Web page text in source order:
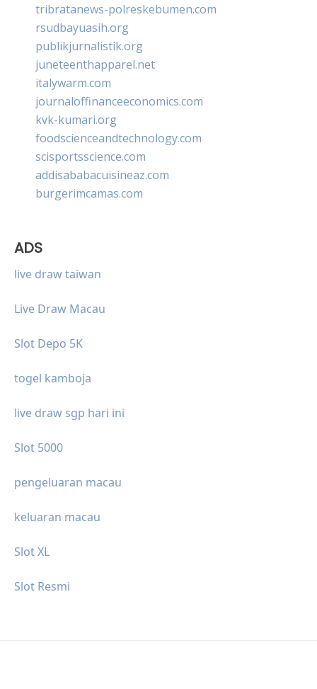
tribratanews-polreskebumen.com
rsudbayuasih.org
publikjurnalistik.org
juneteenthapparel.net
italywarm.com
journaloffinanceeconomics.com
kvk-kumari.org
foodscienceandtechnology.com
scisportsscience.com
addisababacuisineaz.com
burgerimcamas.com
ADS
live draw taiwan
Live Draw Macau
Slot Depo 5K
togel kamboja
live draw sgp hari ini
Slot 5000
pengeluaran macau
keluaran macau
Slot XL
Slot Resmi